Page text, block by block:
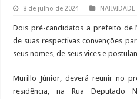
8 de julho de 2024
Dois pré-candidatos a prefeito de
de suas respectivas convenções
seus nomes, de seus vices e
Murillo Júnior, deverá reunir no
residência, na Rua Deputado